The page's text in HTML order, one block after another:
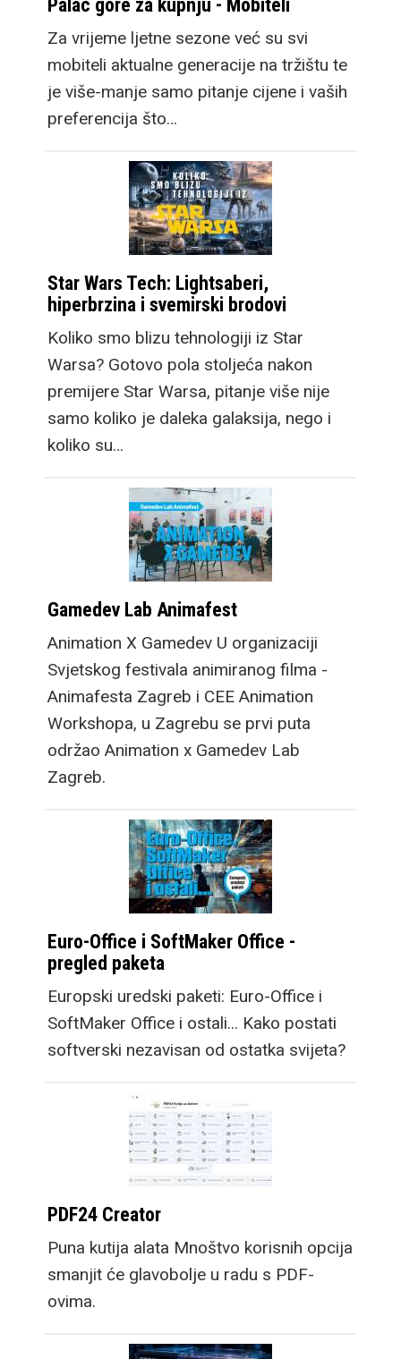
Palac gore za kupnju - Mobiteli
Za vrijeme ljetne sezone već su svi
mobiteli aktualne generacije na tržištu te
je više-manje samo pitanje cijene i vaših
preferencija što…
Star Wars Tech: Lightsaberi,
hiperbrzina i svemirski brodovi
Koliko smo blizu tehnologiji iz Star
Warsa? Gotovo pola stoljeća nakon
premijere Star Warsa, pitanje više nije
samo koliko je daleka galaksija, nego i
koliko su…
Gamedev Lab Animafest
Animation X Gamedev U organizaciji
Svjetskog festivala animiranog filma -
Animafesta Zagreb i CEE Animation
Workshopa, u Zagrebu se prvi puta
održao Animation x Gamedev Lab
Zagreb.
Euro-Office i SoftMaker Office -
pregled paketa
Europski uredski paketi: Euro-Office i
SoftMaker Office i ostali... Kako postati
softverski nezavisan od ostatka svijeta?
PDF24 Creator
Puna kutija alata Mnoštvo korisnih opcija
smanjit će glavobolje u radu s PDF-
ovima.